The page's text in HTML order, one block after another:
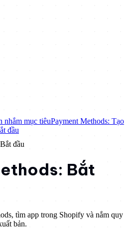
nhắm mục tiêuPayment Methods: Tạo
đầu
đầu
Bắt
tìm app trong Shopify và nắm quy
bản.